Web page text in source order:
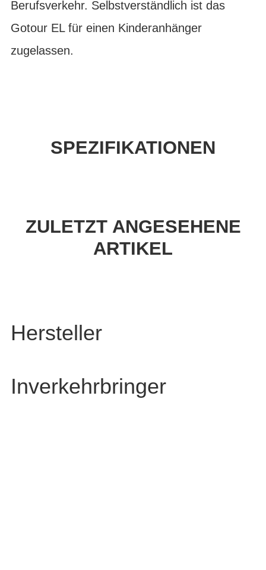
Berufsverkehr. Selbstverständlich ist das
Gotour EL für einen Kinderanhänger
zugelassen.
SPEZIFIKATIONEN
ZULETZT ANGESEHENE
ARTIKEL
Hersteller
Inverkehrbringer